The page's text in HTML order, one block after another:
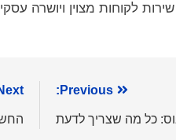
לקוחות מצוין ויושרה
Previous:
כל מה שצריך לדעת